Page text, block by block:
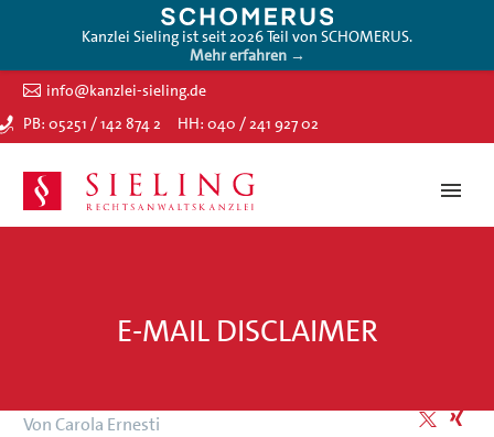
Kanzlei Sieling ist seit 2026 Teil von SCHOMERUS.
Mehr erfahren →
info@kanzlei-sieling.de
PB: 05251 / 142 874 2
HH: 040 / 241 927 02
E-MAIL DISCLAIMER
Von Carola Ernesti